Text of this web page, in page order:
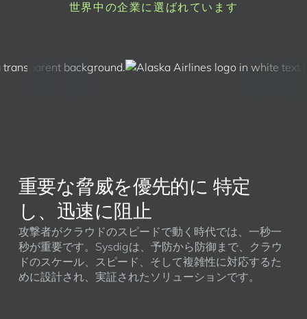
世界中の企業に選ばれています
重要な脅威を優先的に 特定
し、迅速に阻止
攻撃者がクラウドのスピードで動く時代では、一秒一
秒が重要です。Sysdigは、予防から防御まで、クラウ
ドのスケール、スピード、そして複雑性に対応するた
めに設計され、実証されたソリューションです。